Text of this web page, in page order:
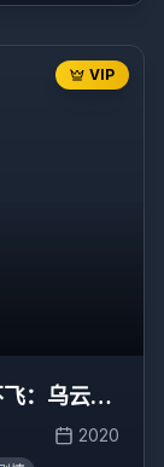
VIP
：乌云密
2020